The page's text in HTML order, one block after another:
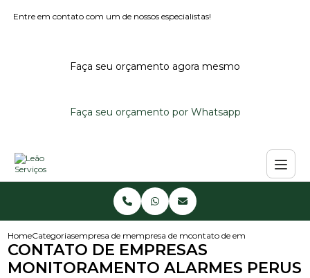
Entre em contato com um de nossos especialistas!
Faça seu orçamento agora mesmo
Faça seu orçamento por Whatsapp
HomeCategoriasempresa de monitoramento de alarmes
empresa de monitoramento de alarme
contato de empresas
CONTATO DE EMPRESAS
MONITORAMENTO ALARMES PERUS